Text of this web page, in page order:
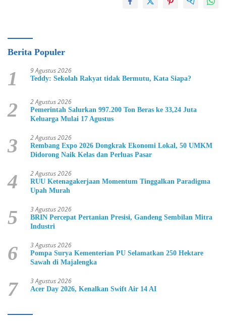
Berita Populer
1 9 Agustus 2026
Teddy: Sekolah Rakyat tidak Bermutu, Kata Siapa?
2 2 Agustus 2026
Pemerintah Salurkan 997.200 Ton Beras ke 33,24 Juta
Keluarga Mulai 17 Agustus
3 2 Agustus 2026
Rembang Expo 2026 Dongkrak Ekonomi Lokal, 50 UMKM
Didorong Naik Kelas dan Perluas Pasar
4 2 Agustus 2026
RUU Ketenagakerjaan Momentum Tinggalkan Paradigma
Upah Murah
5 3 Agustus 2026
BRIN Percepat Pertanian Presisi, Gandeng Sembilan Mitra
Industri
6 3 Agustus 2026
Pompa Surya Kementerian PU Selamatkan 250 Hektare
Sawah di Majalengka
7 3 Agustus 2026
Acer Day 2026, Kenalkan Swift Air 14 AI